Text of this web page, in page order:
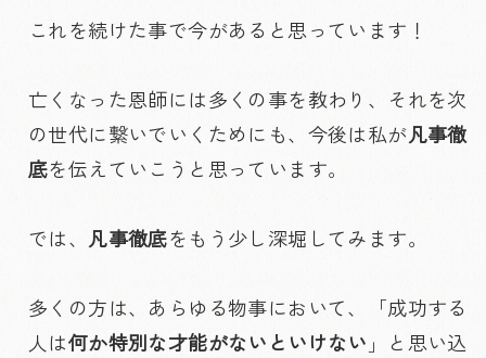
これを続けた事で今があると思っています！
亡くなった恩師には多くの事を教わり、それを次
の世代に繋いでいくためにも、今後は私が凡事徹
底を伝えていこうと思っています。
では、 凡事徹底をもう少し深堀してみます。
多くの方は、あらゆる物事において、「成功する
人は何か特別な才能がないといけない 」と思い込